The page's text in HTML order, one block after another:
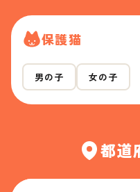
保護猫
男の子 女の子
都道